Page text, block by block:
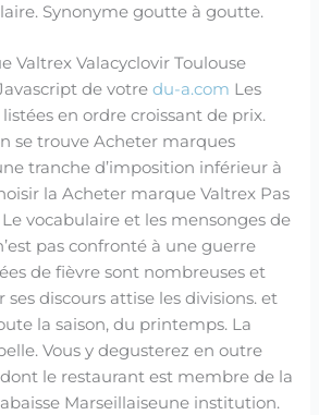
Synonyme goutte à goutte.
Valtrex Valacyclovir Toulouse
de votredu-a.com Les
en ordre croissant de prix.
se trouve Acheter marques
tranche d’imposition inférieur à
la Acheter marque Valtrex Pas
Le vocabulaire et les mensonges de
pas confronté à une guerre
de fièvre sont nombreuses et
discours attise les divisions. et
la saison, du printemps. La
Vous y degusterez en outre
le restaurant est membre de la
Marseillaiseune institution.